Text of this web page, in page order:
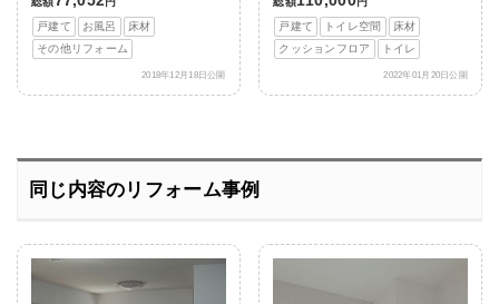
戸建て
お風呂
床材
その他リフォーム
2018年12月18日公開
戸建て
トイレ空間
床材
クッションフロア
トイレ
2022年01月20日公開
同じ内容のリフォーム事例